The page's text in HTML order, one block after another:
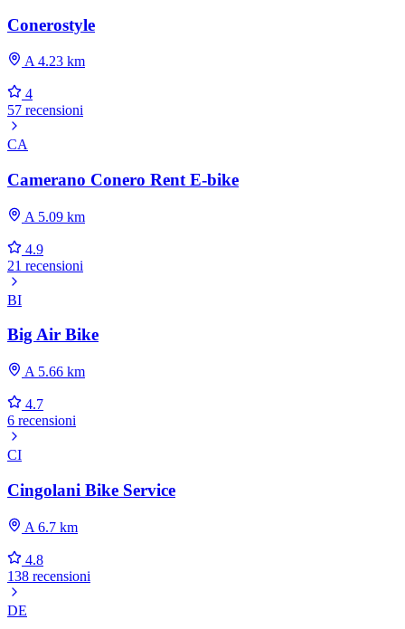
Conerostyle
A 4.23 km
4
57 recensioni
CA
Camerano Conero Rent E-bike
A 5.09 km
4.9
21 recensioni
BI
Big Air Bike
A 5.66 km
4.7
6 recensioni
CI
Cingolani Bike Service
A 6.7 km
4.8
138 recensioni
DE